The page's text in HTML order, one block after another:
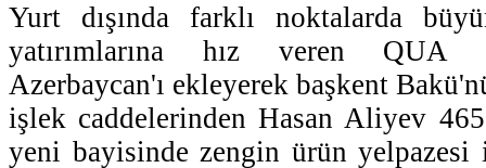
Yurt dışında farklı noktalarda
yatırımlarına hız veren QUA
Azerbaycan'ı ekleyerek başkent
işlek caddelerinden Hasan Aliyev 465
yeni bayisinde zengin ürün yelpazesi